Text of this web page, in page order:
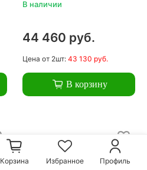
В наличии
44 460 руб.
Цена от 2шт: 43 130 руб.
В корзину
Корзина Избранное Профиль